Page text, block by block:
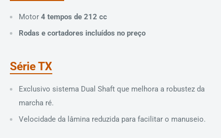
Motor 4 tempos de 212 cc
Rodas e cortadores incluídos no preço
Série TX
Exclusivo sistema Dual Shaft que melhora a robustez da
marcha ré.
Velocidade da lâmina reduzida para facilitar o manuseio.